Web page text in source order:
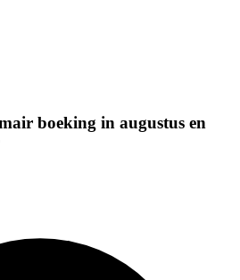
boeking in augustus en